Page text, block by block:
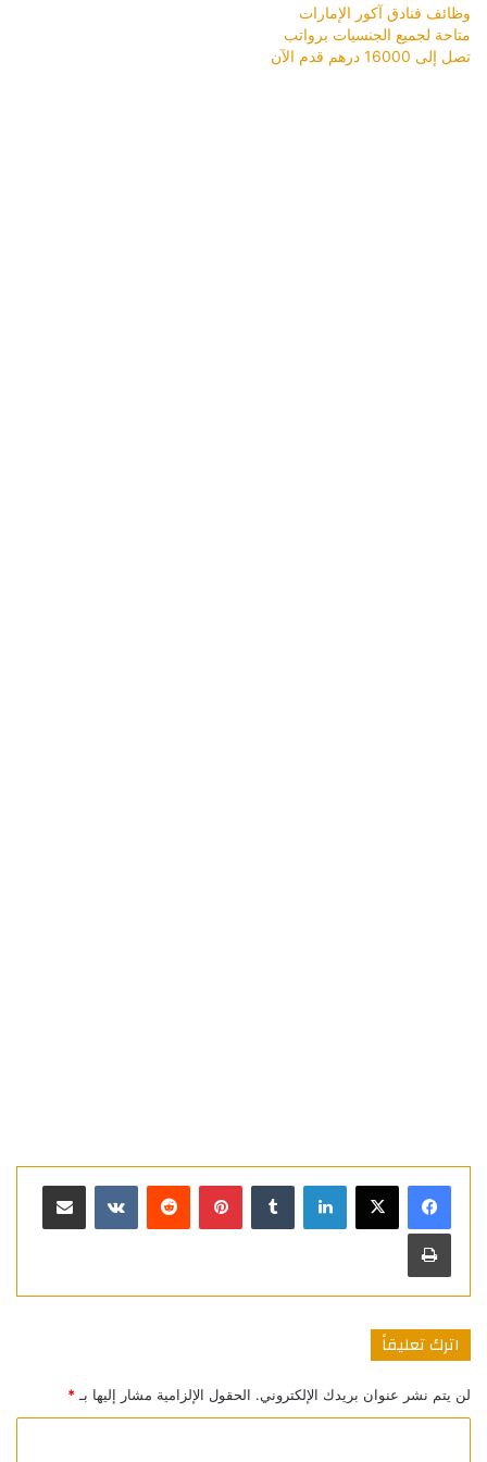
وظائف فنادق آكور الإمارات
متاحة لجميع الجنسيات برواتب
تصل إلى 16000 درهم قدم الآن
لينكدإن بينتيريست مشاركة عبر البريد
طباعة
اترك تعليقاً
لن يتم نشر عنوان بريدك الإلكتروني. الحقول الإلزامية مشار إليها بـ *